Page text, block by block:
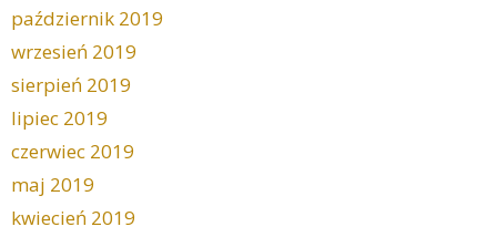
październik 2019
wrzesień 2019
sierpień 2019
lipiec 2019
czerwiec 2019
maj 2019
kwiecień 2019